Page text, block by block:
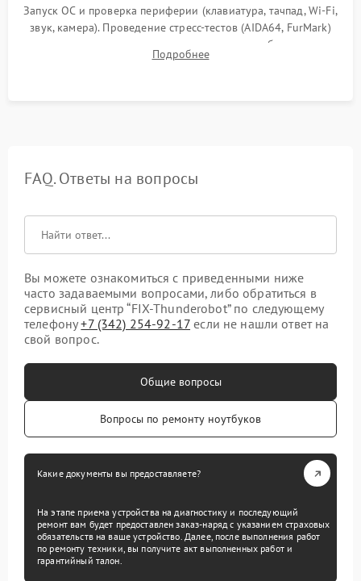
Запуск ОС и проверка периферии (клавиатура, тачпад, Wi-Fi,
звук, камера). Проведение стресс-тестов (AIDA64, FurMark)
для контроля температурного режима и стабильности
системы под пиковой нагрузкой.
Подробнее
FAQ. Ответы на вопросы
Вы можете ознакомиться с приведенными ниже
часто задаваемыми вопросами, либо обратиться в
сервисный центр “FIX-Thunderobot” по следующему
телефону+7 (342) 254-92-17 если не нашли ответ на
свой вопрос.
Общие вопросы
Вопросы по ремонту ноутбуков
Какие документы вы предоставляете?
На этапе приема устройства на диагностику и последующий
ремонт вам будет предоставлен заказ-наряд с указанием страховых
обязательств на ваше устройство. Далее, после выполнения работ
по ремонту техники, вы получите акт выполненных работ и
гарантийный талон.